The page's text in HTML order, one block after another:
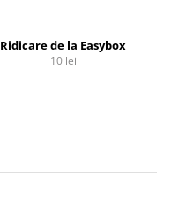
Ridicare de la Easybox
10 lei